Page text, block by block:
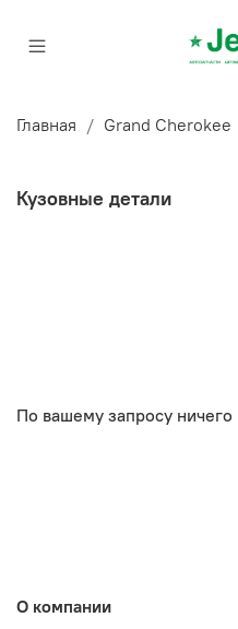
Главная Grand Cherokee
Кузовные детали
По вашему запросу ничего
О компании